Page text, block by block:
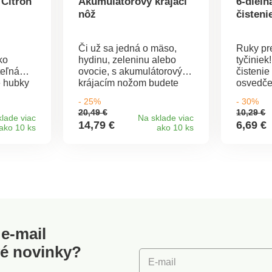
hubky
a
viac
10 ks
nôž
Či už sa jedná o mäso,
hydinu, zeleninu alebo
ovocie, s akumulátorovým
krájacím nožom budete
bude dobre krájať. Ľahko
sa používa vďaka
ergonomickej rukoväti a
- 25%
20,49 €
14,79 €
Na sklade viac
ako 10 ks
Ruky
čistenie
ušnými
ocele.
- 30%
10,29 €
6,69 €
mail
novinky?
E-mail